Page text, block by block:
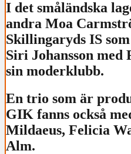
I det småländska
andra Moa
Skillingaryds IS
Siri Johansson med
sin moderklubb.
En trio som är
GIK fanns också
Mildaeus, Felicia
Alm.